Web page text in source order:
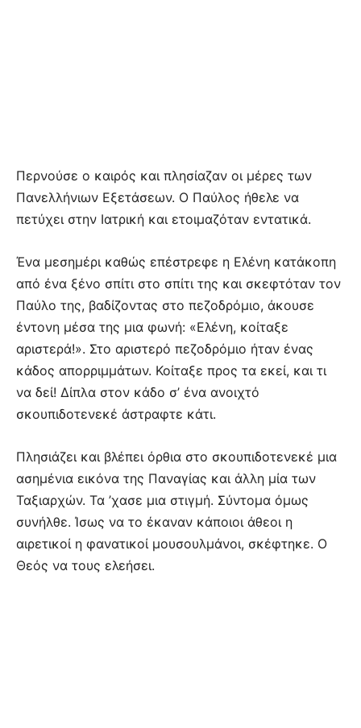
Περνούσε ο καιρός και πλησίαζαν οι μέρες των
Πανελλήνιων Εξετάσεων. Ο Παύλος ήθελε να
πετύχει στην Ιατρική και ετοιμαζόταν εντατικά.
Ένα μεσημέρι καθώς επέστρεφε η Ελένη κατάκοπη
από ένα ξένο σπίτι στο σπίτι της και σκεφτόταν τον
Παύλο της, βαδίζοντας στο πεζοδρόμιο, άκουσε
έντονη μέσα της μια φωνή: «Ελένη, κοίταξε
αριστερά!». Στο αριστερό πεζοδρόμιο ήταν ένας
κάδος απορριμμάτων. Κοίταξε προς τα εκεί, και τι
να δεί! Δίπλα στον κάδο σ’ ένα ανοιχτό
σκουπιδοτενεκέ άστραφτε κάτι.
Πλησιάζει και βλέπει όρθια στο σκουπιδοτενεκέ μια
ασημένια εικόνα της Παναγίας και άλλη μία των
Ταξιαρχών. Τα ’χασε μια στιγμή. Σύντομα όμως
συνήλθε. Ίσως να το έκαναν κάποιοι άθεοι η
αιρετικοί η φανατικοί μουσουλμάνοι, σκέφτηκε. Ο
Θεός να τους ελεήσει.